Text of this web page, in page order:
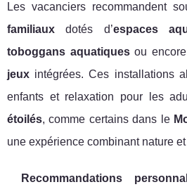
Les vacanciers recommandent
familiaux dotés d’espaces
toboggans aquatiquesou
jeux intégrées. Ces installations
enfants et relaxation pour les
étoilés, comme certains dans le
une expérience combinant nature et
Recommandations